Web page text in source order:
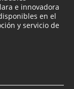
e innovadora
en el
y servicio de